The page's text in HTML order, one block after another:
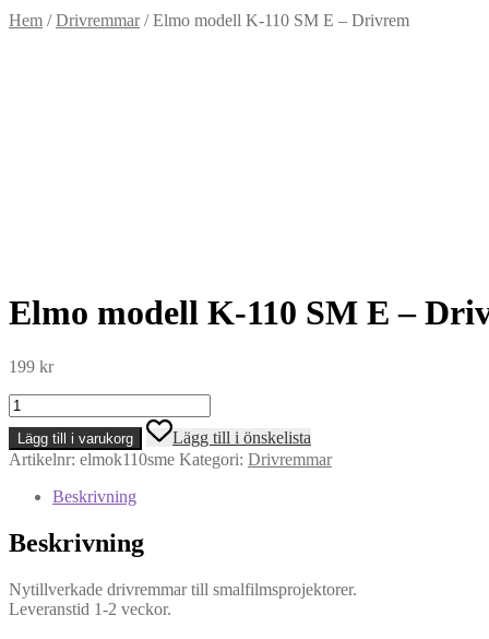
Hem /Drivremmar/Elmo modell K-110 SM E – Drivrem
Elmo modell K-110 SM E –
199 kr
Elmo
modell
K-
110
Drivrem
Lägg till i varukorg
Lägg till i önskelista
Artikelnr: elmok110sme Kategori: Drivremmar
Beskrivning
Beskrivning
Nytillverkade drivremmar till smalfilmsprojektorer.
Leveranstid 1-2 veckor.